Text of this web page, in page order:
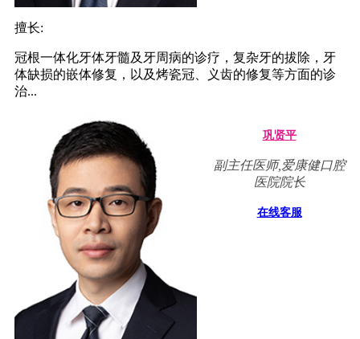
擅长:
冠根一体化牙体牙髓及牙周病的诊疗，复杂牙的拔除，牙
体缺损的嵌体修复，以及烤瓷冠、义齿的修复等方面的诊
治...
巩贤平
副主任医师,爱康健口腔
医院院长
在线客服